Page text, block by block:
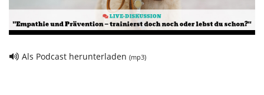
Video
Als Podcast herunterladen (mp3)